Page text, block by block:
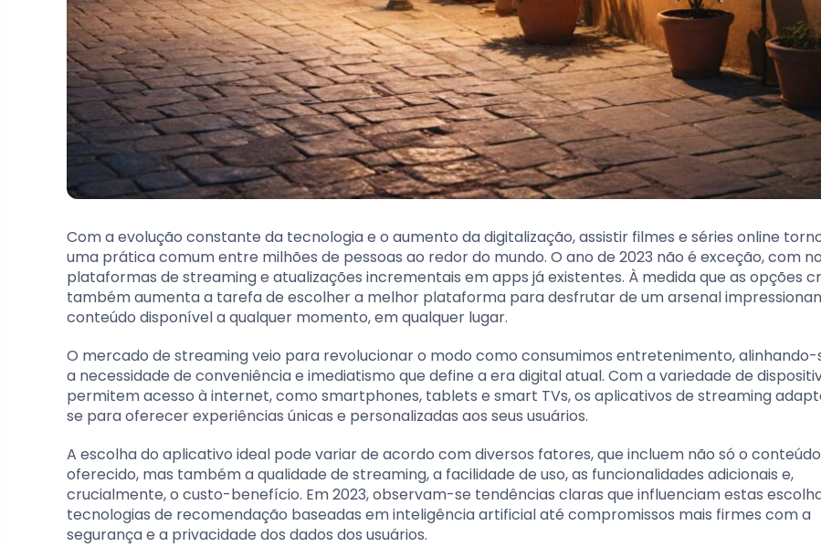
Com a evolução constante da tecnologia e o aumento da digitalização, assistir filmes e séries online
uma prática comum entre milhões de pessoas ao redor do mundo. O ano de 2023 não é exceção, com
plataformas de streaming e atualizações incrementais em apps já existentes. À medida que as opções
também aumenta a tarefa de escolher a melhor plataforma para desfrutar de um arsenal
conteúdo disponível a qualquer momento, em qualquer lugar.
O mercado de streaming veio para revolucionar o modo como consumimos entretenimento,
a necessidade de conveniência e imediatismo que define a era digital atual. Com a variedade de
permitem acesso à internet, como smartphones, tablets e smart TVs, os aplicativos de streaming
se para oferecer experiências únicas e personalizadas aos seus usuários.
A escolha do aplicativo ideal pode variar de acordo com diversos fatores, que incluem não só o conteúdo
oferecido, mas também a qualidade de streaming, a facilidade de uso, as funcionalidades adicionais e,
crucialmente, o custo-benefício. Em 2023, observam-se tendências claras que influenciam estas
tecnologias de recomendação baseadas em inteligência artificial até compromissos mais firmes com a
segurança e a privacidade dos dados dos usuários.